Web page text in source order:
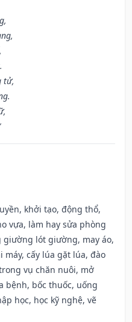
tử,
khởi tạo, động thổ,
vựa, làm hay sửa phòng
giường lót giường, may áo,
máy, cấy lúa gặt lúa, đào
vụ chăn nuôi, mở
bệnh, bốc thuốc, uống
học, học kỹ nghệ, vẽ